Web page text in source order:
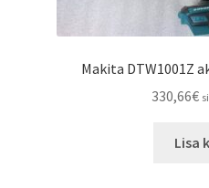
Makita DTW1001Z
330,66€
Lisa